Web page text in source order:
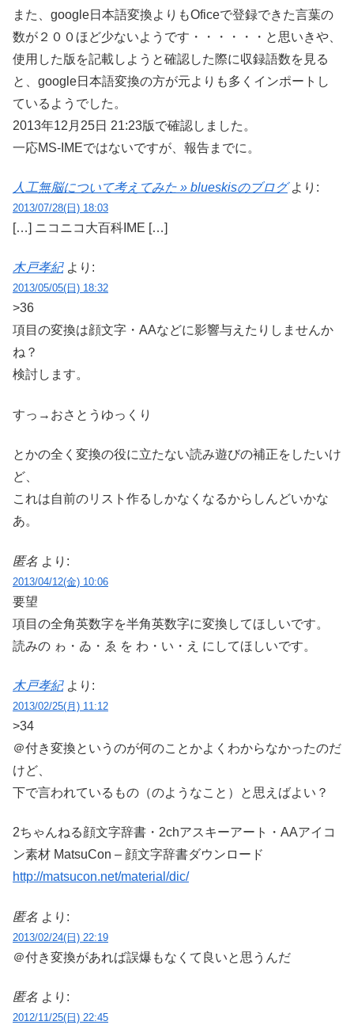
また、google日本語変換よりもOficeで登録できた言葉の
数が２００ほど少ないようです・・・・・・と思いきや、
使用した版を記載しようと確認した際に収録語数を見る
と、google日本語変換の方が元よりも多くインポートし
ているようでした。
2013年12月25日 21:23版で確認しました。
一応MS-IMEではないですが、報告までに。
人工無脳について考えてみた » blueskisのブログ より:
2013/07/28(日) 18:03
[…] ニコニコ大百科IME […]
木戸孝紀 より:
2013/05/05(日) 18:32
>36
項目の変換は顔文字・AAなどに影響与えたりしませんか
ね？
検討します。
すっ→おさとうゆっくり
とかの全く変換の役に立たない読み遊びの補正をしたいけ
ど、
これは自前のリスト作るしかなくなるからしんどいかな
あ。
匿名 より:
2013/04/12(金) 10:06
要望
項目の全角英数字を半角英数字に変換してほしいです。
読みの ゎ・ゐ・ゑ を わ・い・え にしてほしいです。
木戸孝紀 より:
2013/02/25(月) 11:12
>34
＠付き変換というのが何のことかよくわからなかったのだ
けど、
下で言われているもの（のようなこと）と思えばよい？
2ちゃんねる顔文字辞書・2chアスキーアート・AAアイコ
ン素材 MatsuCon – 顔文字辞書ダウンロード
http://matsucon.net/material/dic/
匿名 より:
2013/02/24(日) 22:19
＠付き変換があれば誤爆もなくて良いと思うんだ
匿名 より:
2012/11/25(日) 22:45